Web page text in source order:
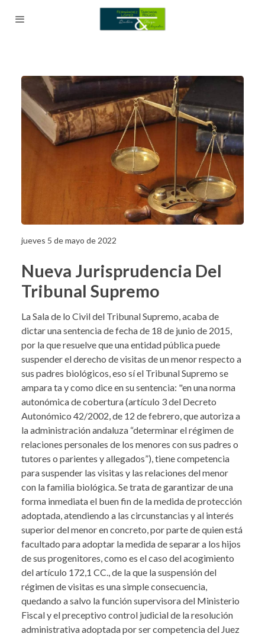
jueves 5 de mayo de 2022
Nueva Jurisprudencia Del
Tribunal Supremo
La Sala de lo Civil del Tribunal Supremo, acaba de
dictar una sentencia de fecha de 18 de junio de 2015,
por la que resuelve que una entidad pública puede
suspender el derecho de visitas de un menor respecto a
sus padres biológicos, eso sí el Tribunal Supremo se
ampara ta y como dice en su sentencia: "en una norma
autonómica de cobertura (artículo 3 del Decreto
Autonómico 42/2002, de 12 de febrero, que autoriza a
la administración andaluza “determinar el régimen de
relaciones personales de los menores con sus padres o
tutores o parientes y allegados”), tiene competencia
para suspender las visitas y las relaciones del menor
con la familia biológica. Se trata de garantizar de una
forma inmediata el buen fin de la medida de protección
adoptada, atendiendo a las circunstancias y al interés
superior del menor en concreto, por parte de quien está
facultado para adoptar la medida de separar a los hijos
de sus progenitores, como es el caso del acogimiento
del artículo 172,1 CC., de la que la suspensión del
régimen de visitas es una simple consecuencia,
quedando a salvo la función supervisora del Ministerio
Fiscal y el preceptivo control judicial de la resolución
administrativa adoptada por ser competencia del Juez